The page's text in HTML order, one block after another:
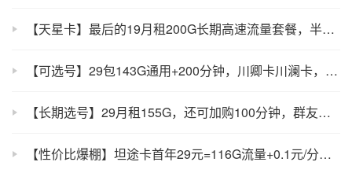
【天星卡】最后的19月租200G长期高速流量套餐，半年后29
【可选号】29包143G通用+200分钟，川卿卡川澜卡，还有200G版本，性价比无敌！
【长期选号】29月租155G，还可加购100分钟，群友贡献白嫖玩法，YYDS！
【性价比爆棚】坦途卡首年29元=116G流量+0.1元/分钟+优酷VIP